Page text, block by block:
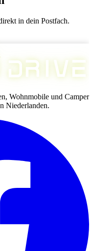
in dein Postfach.
DRIVE
Wohnmobile und Camper
Niederlanden.